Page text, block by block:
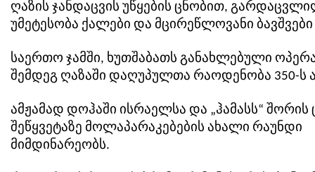
ღაზის ჯანდაცვის უწყების ცნობით,
უმეტესობა ქალები და მცირეწლოვანი ბავშვები
საერთო ჯამში, ხუთშაბათს განახლებული
შემდეგ ღაზაში დაღუპულთა რაოდენობა 350-ს
ამჟამად დოჰაში ისრაელსა და „ჰამასს“ შორის
შეწყვეტაზე მოლაპარაკებების ახალი რაუნდი
მიმდინარეობს.